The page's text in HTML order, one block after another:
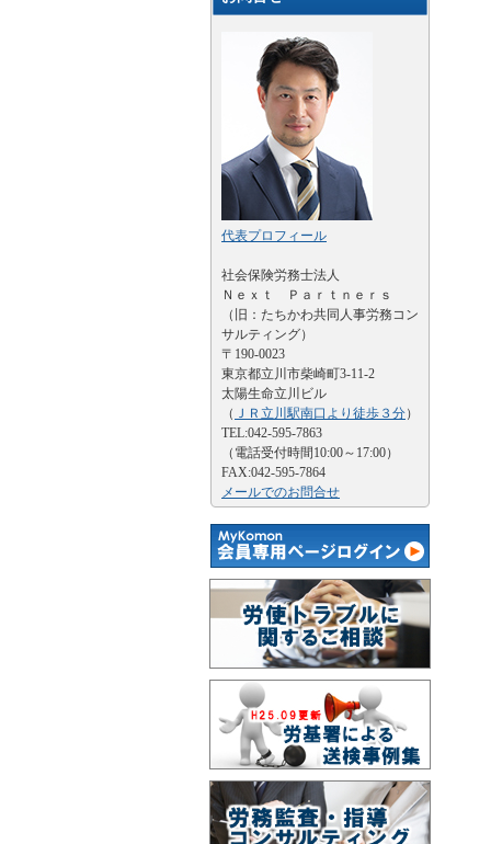
代表プロフィール
社会保険労務士法人
Ｎｅｘｔ Ｐａｒｔｎｅｒｓ
（旧：たちかわ共同人事労務コン
サルティング）
〒190-0023
東京都立川市柴崎町3-11-2
太陽生命立川ビル
（ ＪＲ立川駅南口より徒歩３分）
TEL:042-595-7863
（電話受付時間10:00～17:00）
FAX:042-595-7864
メールでのお問合せ